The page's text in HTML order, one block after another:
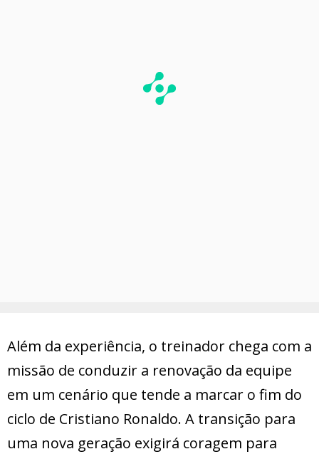
Além da experiência, o treinador chega com a
missão de conduzir a renovação da equipe
em um cenário que tende a marcar o fim do
ciclo de Cristiano Ronaldo. A transição para
uma nova geração exigirá coragem para